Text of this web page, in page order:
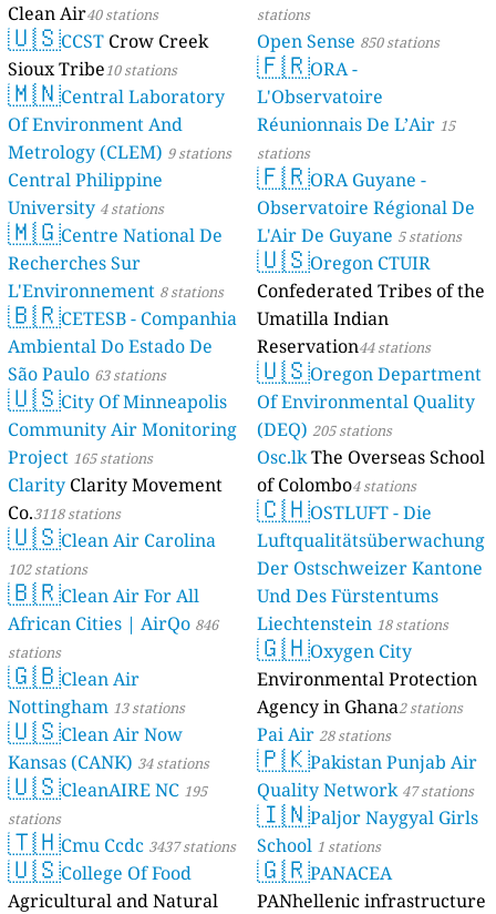
Clean Air40 stations
🇺🇸CCST Crow Creek
Sioux Tribe10 stations
🇲🇳Central Laboratory
Of Environment And
Metrology (CLEM) 9 stations
Central Philippine
University 4 stations
🇲🇬Centre National De
Recherches Sur
L'Environnement 8 stations
🇧🇷CETESB - Companhia
Ambiental Do Estado De
São Paulo 63 stations
🇺🇸City Of Minneapolis
Community Air Monitoring
Project 165 stations
Clarity Clarity Movement
Co.3118 stations
🇺🇸Clean Air Carolina
102 stations
🇧🇷Clean Air For All
African Cities | AirQo 846
stations
🇬🇧Clean Air
Nottingham 13 stations
🇺🇸Clean Air Now
Kansas (CANK) 34 stations
🇺🇸CleanAIRE NC 195
stations
🇹🇭Cmu Ccdc 3437 stations
🇺🇸College Of Food
Agricultural and Natural
stations
Open Sense 850 stations
🇫🇷ORA -
L'Observatoire
Réunionnais De L’Air 15
stations
🇫🇷ORA Guyane -
Observatoire Régional De
L'Air De Guyane 5 stations
🇺🇸Oregon CTUIR
Confederated Tribes of the
Umatilla Indian
Reservation44 stations
🇺🇸Oregon Department
Of Environmental Quality
(DEQ) 205 stations
Osc.lkThe Overseas School
of Colombo4 stations
🇨🇭OSTLUFT - Die
Luftqualitätsüberwachung
Der Ostschweizer Kantone
Und Des Fürstentums
Liechtenstein 18 stations
🇬🇭Oxygen City
Environmental Protection
Agency in Ghana2 stations
Pai Air 28 stations
🇵🇰Pakistan Punjab Air
Quality Network 47 stations
🇮🇳Paljor Naygyal Girls
School 1 stations
🇬🇷PANACEA
PANhellenic infrastructure